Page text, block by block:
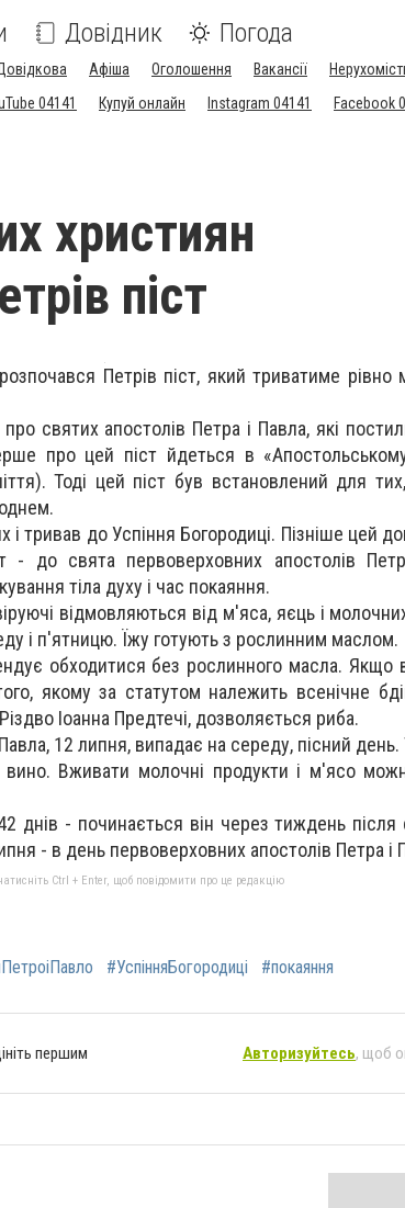
Довідник Погода
Афіша Оголошення Вакансії
04141 Купуй онлайн Instagram 04141 Facebook
християн
піст
Петрів піст, який триватиме рівно
святих апостолів Петра і Павла, які
про цей піст йдеться в
Тоді цей піст був встановлений для
і тривав до Успіння Богородиці. Пізніше цей
- до свята первоверховних апостолів
тіла духу і час покаяння.
відмовляються від м'яса, яєць і
і п'ятницю. Їжу готують з рослинним маслом.
обходитися без рослинного масла. Якщо
якому за статутом належить всенічне
Іоанна Предтечі, дозволяється риба.
12 липня, випадає на середу, пісний
вино. Вживати молочні продукти і м'ясо
днів - починається він через тиждень після
- в день первоверховних апостолів Петра і
Ctrl + Enter, щоб повідомити про це редакцію
#УспінняБогородиці #покаяння
першим Авторизуйтесь, щоб